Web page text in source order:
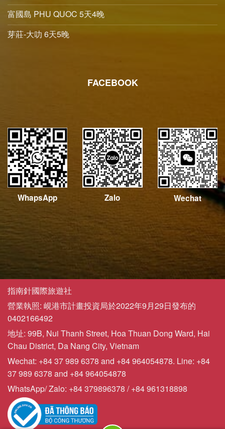
富國島 PHU QUOC 5天4晚
芽莊-大叻 6天5晚
FACEBOOK
WhapsApp Zalo Wechat
指南針國際旅遊社
營業執照: 峴港市計畫投資局於2022年9月29日發布的
0402166492
地址: 99B, Nui Thanh Street, Hoa Thuan Dong Ward, Hai
Chau District, Da Nang City, Vietnam
Wechat: +84 37 989 6378 and +84 964054878. Line: +84
37 989 6378 and +84 964054878
WhatsApp/ Zalo: +84 379896378 / +84 961318898